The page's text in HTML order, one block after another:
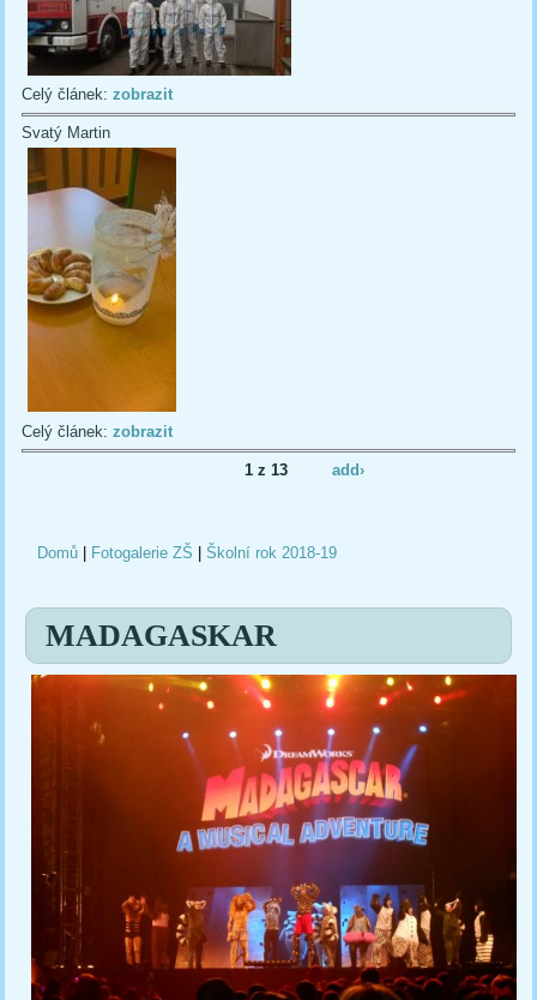
Celý článek:zobrazit
Svatý Martin
Celý článek:zobrazit
1 z 13 add›
Domů| Fotogalerie ZŠ Školní rok 2018-19
MADAGASKAR